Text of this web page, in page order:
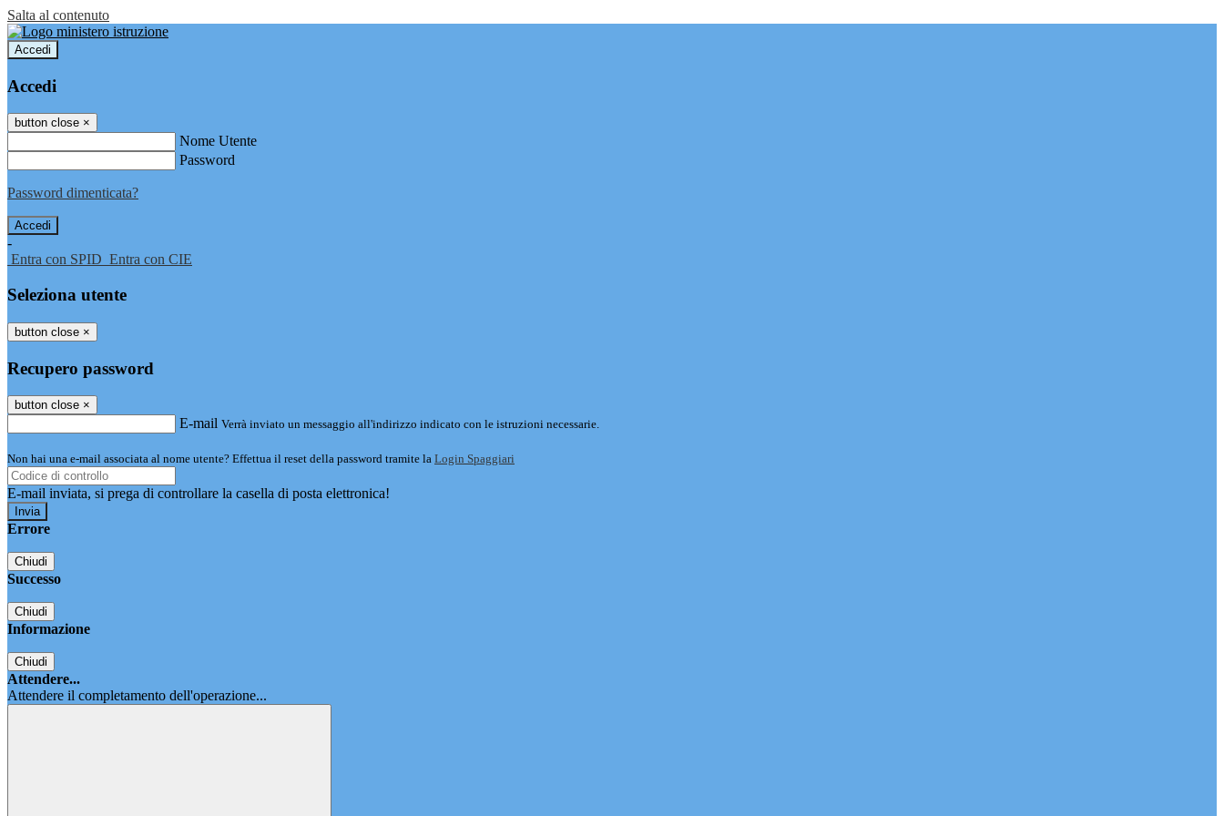
Salta al contenuto
Accedi
Accedi
button close ×
Nome Utente
Password
Password dimenticata?
-
Entra con SPID Entra con CIE
Seleziona utente
button close ×
Recupero password
button close ×
E-mail Verrà inviato un messaggio all'indirizzo indicato con le istruzioni necessarie.
Non hai una e-mail associata al nome utente? Effettua il reset della password tramite la Login Spaggiari
E-mail inviata, si prega di controllare la casella di posta elettronica!
Errore
Chiudi
Successo
Chiudi
Informazione
Chiudi
Attendere...
Attendere il completamento dell'operazione...